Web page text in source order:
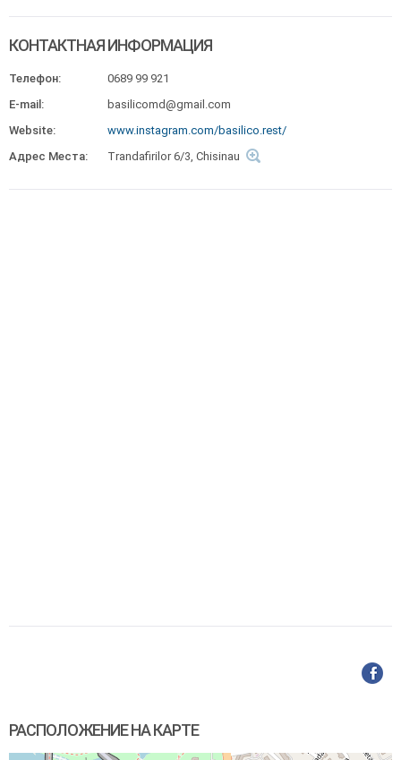
КОНТАКТНАЯ ИНФОРМАЦИЯ
Телефон:
0689 99 921
E-mail:
basilicomd@gmail.com
Website:
www.instagram.com/basilico.rest/
Адрес Места:
Trandafirilor 6/3, Chisinau
РАСПОЛОЖЕНИЕ НА КАРТЕ